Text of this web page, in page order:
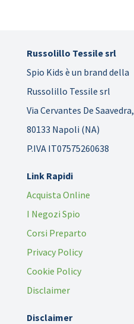
Russolillo Tessile srl
Spio Kids è un brand della
Russolillo Tessile srl
Via Cervantes De
80133 Napoli (NA)
P.IVA IT07575260638
Link Rapidi
Acquista Online
I Negozi Spio
Corsi Preparto
Privacy Policy
Cookie Policy
Disclaimer
Disclaimer